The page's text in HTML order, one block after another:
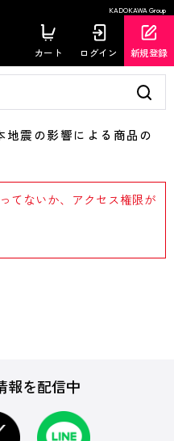
KADOKAWA Group
カート ログイン 新規登録
震の影響による商品の
てないか、アクセス権限が
報を配信中